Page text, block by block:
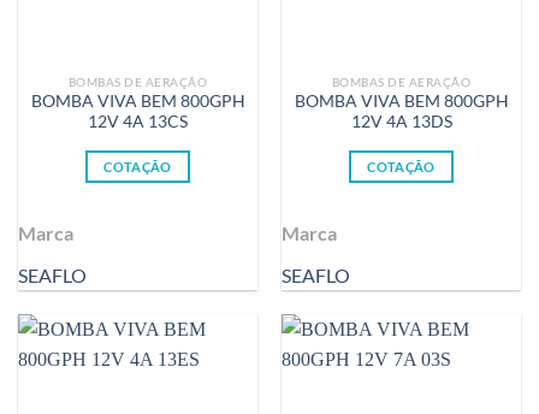
BOMBAS DE AERAÇÃO
BOMBA VIVA BEM 800GPH
12V 4A 13CS
COTAÇÃO
Marca
SEAFLO
BOMBAS DE AERAÇÃO
BOMBA VIVA BEM 800GPH
12V 4A 13DS
COTAÇÃO
Marca
SEAFLO